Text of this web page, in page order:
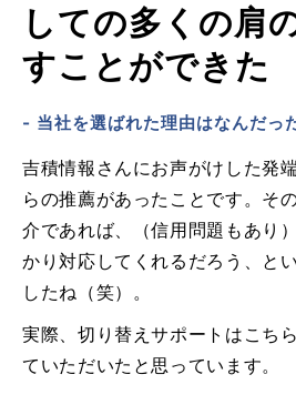
しての多くの肩
すことができた
- 当社を選ばれた理由はなんだっ
吉積情報さんにお声がけした発
らの推薦があったことです。そ
介であれば、（信用問題もあり
かり対応してくれるだろう、と
したね（笑）。
実際、切り替えサポートはこち
ていただいたと思っています。